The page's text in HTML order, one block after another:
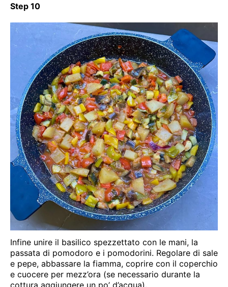
Step 10
Infine unire il basilico spezzettato con le mani, la
passata di pomodoro e i pomodorini. Regolare di sale
e pepe, abbassare la fiamma, coprire con il coperchio
e cuocere per mezz’ora (se necessario durante la
cottura aggiungere un po’ d’acqua).